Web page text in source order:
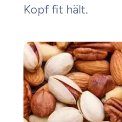
Kopf fit hält.